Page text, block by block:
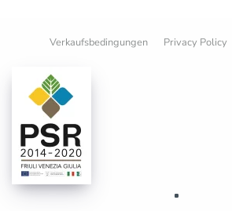
Verkaufsbedingungen Privacy Policy